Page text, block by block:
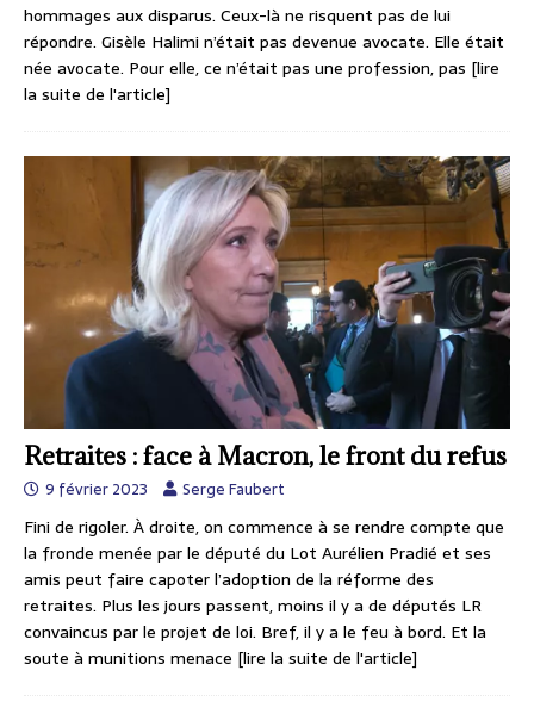
hommages aux disparus. Ceux-là ne risquent pas de lui
répondre. Gisèle Halimi n’était pas devenue avocate. Elle était
née avocate. Pour elle, ce n’était pas une profession, pas [lire
la suite de l'article]
Retraites : face à Macron, le front du refus
9 février 2023 Serge Faubert
Fini de rigoler. À droite, on commence à se rendre compte que
la fronde menée par le député du Lot Aurélien Pradié et ses
amis peut faire capoter l’adoption de la réforme des
retraites. Plus les jours passent, moins il y a de députés LR
convaincus par le projet de loi. Bref, il y a le feu à bord. Et la
soute à munitions menace [lire la suite de l'article]